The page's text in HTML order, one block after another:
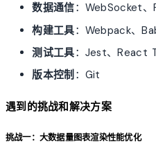
数据通信：WebSocket、
构建工具：Webpack、
测试工具：Jest、React
版本控制 ：Git
遇到的挑战和解决方案
挑战一：大数据量图表渲染性能优化